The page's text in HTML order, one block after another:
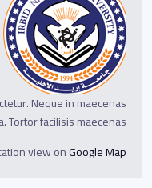
Neque in maecenas
Tortor facilisis maecenas.
view onGoogle Map